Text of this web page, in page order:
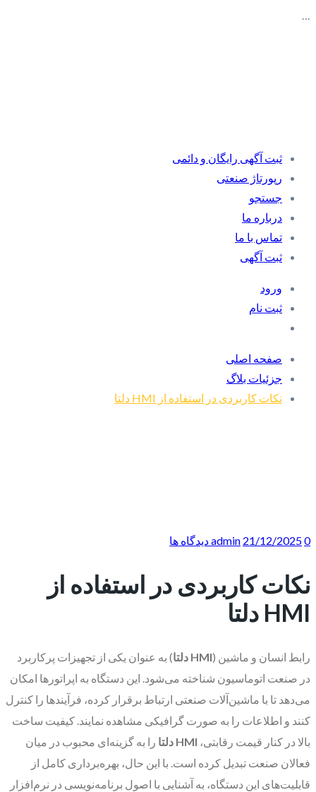
…
ثبت آگهی رایگان و دائمی
رپورتاژ صنعتی
جستجو
درباره ما
تماس با ما
ثبت آگهی
ورود
ثبت نام
صفحه اصلی
جزئیات بلاگ
نکات کاربردی در استفاده از HMI دلتا
admin 21/12/20250 دیدگاه ها
نکات کاربردی در استفاده از
HMI دلتا
رابط انسان و ماشین (HMI دلتا
) به عنوان یکی از تجهیزات پرکاربرد
در صنعت اتوماسیون شناخته می‌شود. این دستگاه به اپراتورها امکان
می‌دهد تا با ماشین‌آلات صنعتی ارتباط برقرار کرده، فرآیندها را کنترل
کنند و اطلاعات را به صورت گرافیکی مشاهده نمایند. کیفیت ساخت
بالا در کنار قیمت رقابتی، HMI دلتا
را به گزینه‌ای محبوب در میان
فعالان صنعت تبدیل کرده است. با این حال، بهره‌برداری کامل از
قابلیت‌های این دستگاه، به آشنایی با اصول برنامه‌نویسی در نرم‌افزار